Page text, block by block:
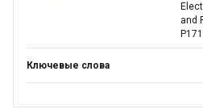
and
Ключевые слова